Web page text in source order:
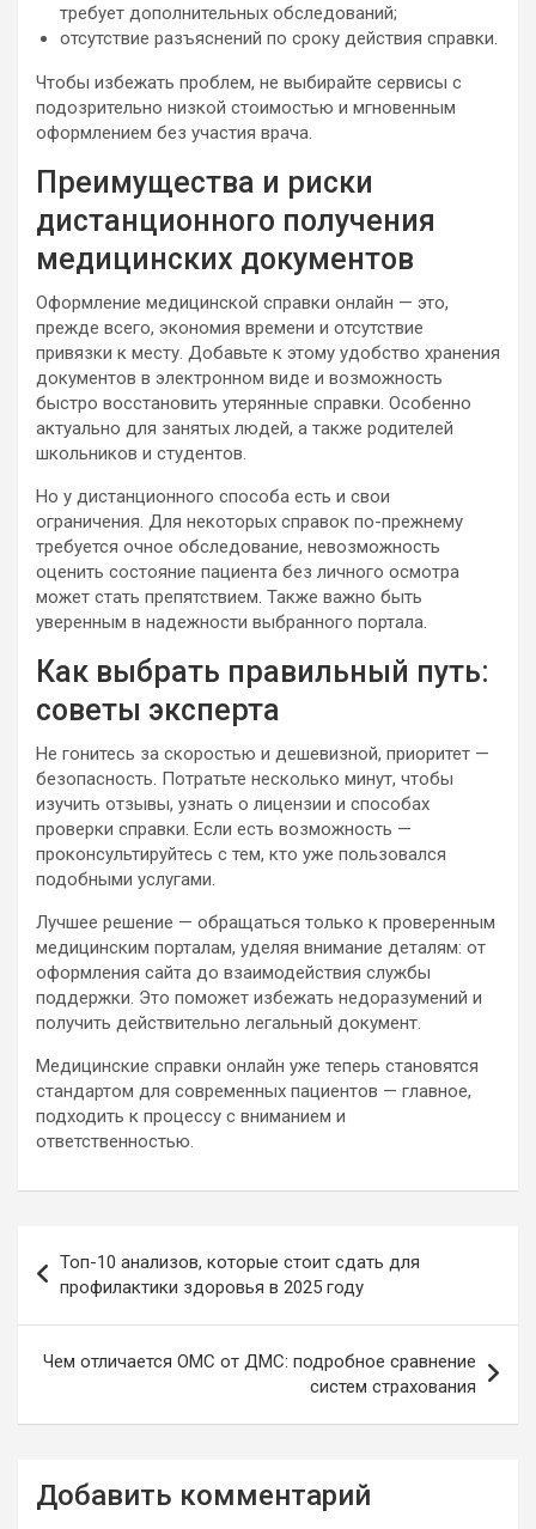
требует дополнительных обследований;
отсутствие разъяснений по сроку действия справки.
Чтобы избежать проблем, не выбирайте сервисы с
подозрительно низкой стоимостью и мгновенным
оформлением без участия врача.
Преимущества и риски
дистанционного получения
медицинских документов
Оформление медицинской справки онлайн — это,
прежде всего, экономия времени и отсутствие
привязки к месту. Добавьте к этому удобство хранения
документов в электронном виде и возможность
быстро восстановить утерянные справки. Особенно
актуально для занятых людей, а также родителей
школьников и студентов.
Но у дистанционного способа есть и свои
ограничения. Для некоторых справок по-прежнему
требуется очное обследование, невозможность
оценить состояние пациента без личного осмотра
может стать препятствием. Также важно быть
уверенным в надежности выбранного портала.
Как выбрать правильный путь:
советы эксперта
Не гонитесь за скоростью и дешевизной, приоритет —
безопасность. Потратьте несколько минут, чтобы
изучить отзывы, узнать о лицензии и способах
проверки справки. Если есть возможность —
проконсультируйтесь с тем, кто уже пользовался
подобными услугами.
Лучшее решение — обращаться только к проверенным
медицинским порталам, уделяя внимание деталям: от
оформления сайта до взаимодействия службы
поддержки. Это поможет избежать недоразумений и
получить действительно легальный документ.
Медицинские справки онлайн уже теперь становятся
стандартом для современных пациентов — главное,
подходить к процессу с вниманием и
ответственностью.
по
записям
Топ-10 анализов, которые стоит сдать для
профилактики здоровья в 2025 году
Чем отличается ОМС от ДМС: подробное сравнение
систем страхования
Добавить комментарий